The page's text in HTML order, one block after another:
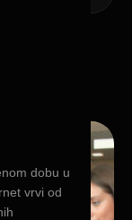
dobu u
vrvi od